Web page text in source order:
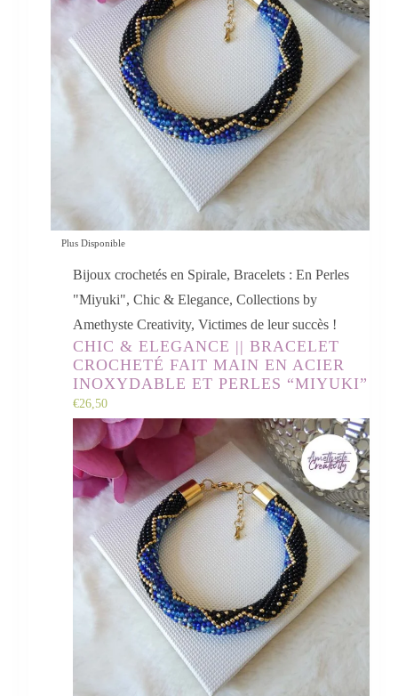
Plus Disponible
Bijoux crochetés en Spirale,Bracelets : En Perles
"Miyuki",Chic & Elegance,Collections by
Amethyste Creativity,Victimes de leur succès !
CHIC & ELEGANCE || BRACELET
CROCHETÉ FAIT MAIN EN ACIER
INOXYDABLE ET PERLES “MIYUKI”
€26,50